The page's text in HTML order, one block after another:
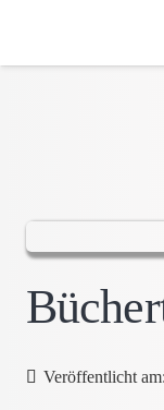
Veröffentlicht am: